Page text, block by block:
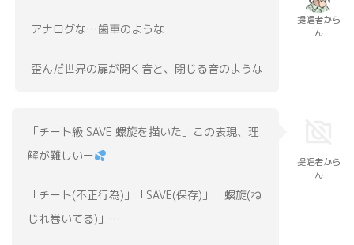
アナログな…歯車のような
歪んだ世界の扉が開く音と、閉じる音のような
提唱者から
ん
‬‪「チート級 SAVE 螺旋を描いた」この表現、理
解が難しいー
「チート(不正行為)」「SAVE(保存)」「螺旋(ね
じれ巻いてる)」…
提唱者から
ん